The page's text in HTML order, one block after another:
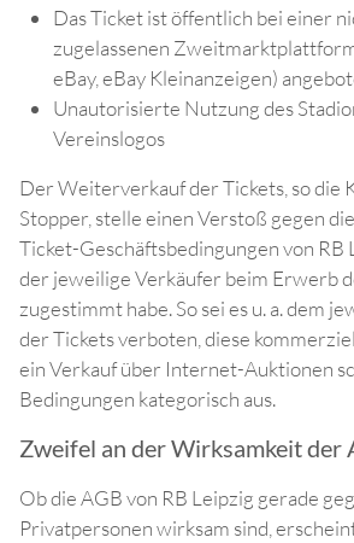
Das Ticket ist öffentlich bei einer
zugelassenen Zweitmarktplattform
eBay, eBay Kleinanzeigen)
Unautorisierte Nutzung des
Vereinslogos
Der Weiterverkauf der Tickets, so die
Stopper, stelle einen Verstoß gegen
Ticket-Geschäftsbedingungen von RB
der jeweilige Verkäufer beim Erwerb
zugestimmt habe. So sei es u. a. dem
der Tickets verboten, diese
ein Verkauf über Internet-Auktionen
Bedingungen kategorisch aus.
Zweifel an der Wirksamkeit der
Ob die AGB von RB Leipzig gerade
Privatpersonen wirksam sind,